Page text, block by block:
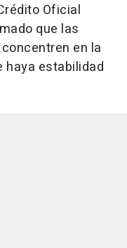
Oficial
que las
en la
haya estabilidad